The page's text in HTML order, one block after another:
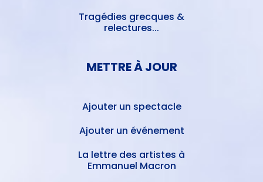
Tragédies grecques &
relectures...
METTRE À JOUR
Ajouter un spectacle
Ajouter un événement
La lettre des artistes à
Emmanuel Macron